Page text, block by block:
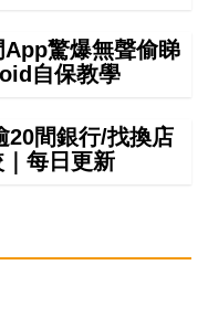
驚爆無聲偷睇
自保教學
20間銀行/找換店
每日更新